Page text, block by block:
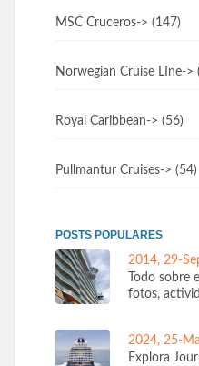
MSC Cruceros-> (147)
Norwegian Cruise LIne->
Royal Caribbean-> (56)
Pullmantur Cruises-> (54)
POSTS POPULARES
2014, 29-
Todo sobre
fotos,
2024, 25-
Explora